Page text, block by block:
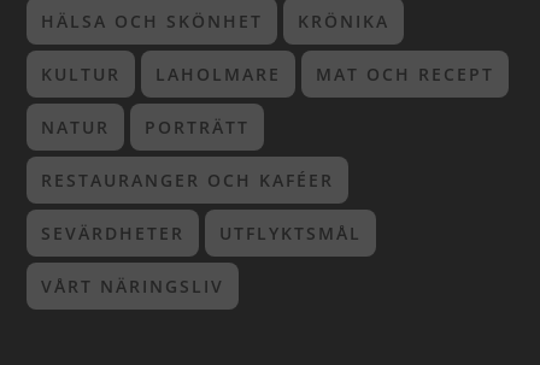
HÄLSA OCH SKÖNHET KRÖNIKA
KULTUR LAHOLMARE MAT OCH RECEPT
NATUR PORTRÄTT
RESTAURANGER OCH KAFÉER
SEVÄRDHETER UTFLYKTSMÅL
VÅRT NÄRINGSLIV